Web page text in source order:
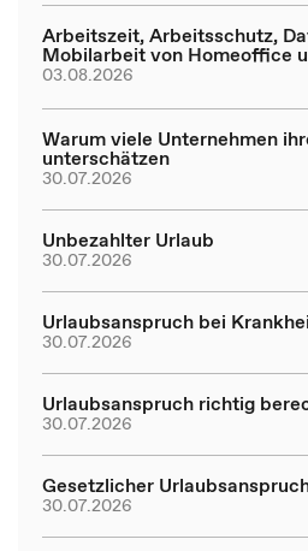
Arbeitszeit, Arbeitsschutz,
Mobilarbeit von Homeoffice
03.08.2026
Warum viele Unternehmen
unterschätzen
30.07.2026
Unbezahlter Urlaub
30.07.2026
Urlaubsanspruch bei
30.07.2026
Urlaubsanspruch richtig
30.07.2026
Gesetzlicher
30.07.2026